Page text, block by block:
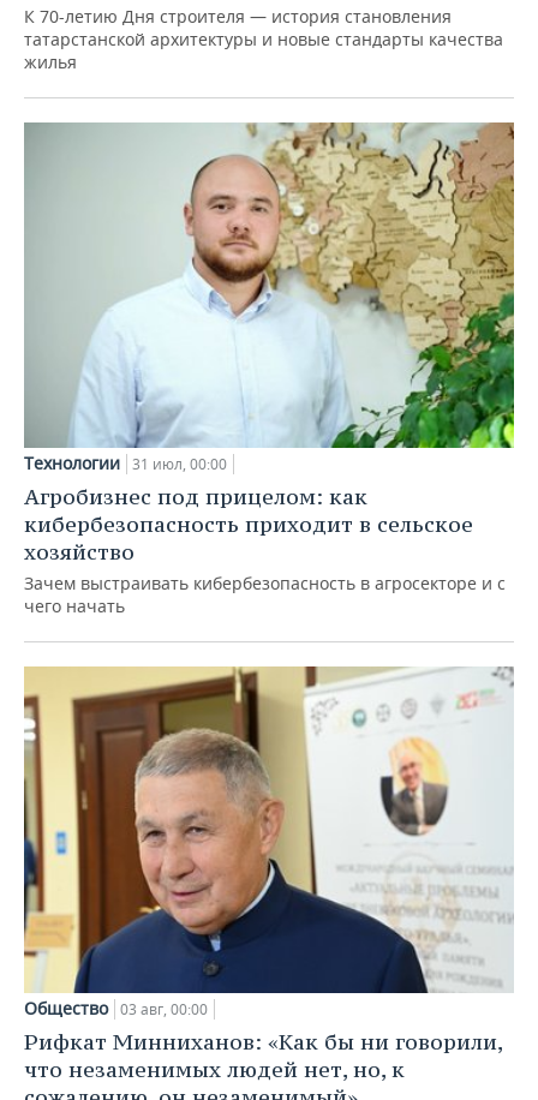
К 70-летию Дня строителя — история становления
татарстанской архитектуры и новые стандарты качества
жилья
Технологии 31 июл, 00:00
Агробизнес под прицелом: как
кибербезопасность приходит в сельское
хозяйство
Зачем выстраивать кибербезопасность в агросекторе и с
чего начать
Общество 03 авг, 00:00
Рифкат Минниханов: «Как бы ни говорили,
что незаменимых людей нет, но, к